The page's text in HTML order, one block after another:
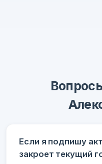
Если я подпишу
закроет текущий